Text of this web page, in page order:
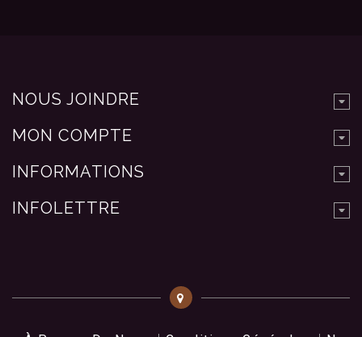
NOUS JOINDRE
MON COMPTE
INFORMATIONS
INFOLETTRE